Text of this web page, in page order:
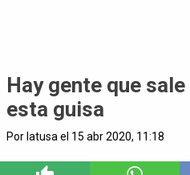
Hay gente que
esta guisa
Por latusa el 15 abr 2020, 11:18